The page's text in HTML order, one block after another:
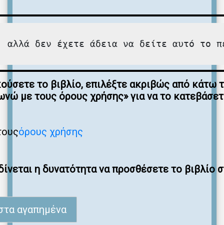
αλλά δεν έχετε άδεια να δείτε αυτό το
το βιβλίο, επιλέξτε ακριβώς από κάτω
με τους όρους χρήσης» για να το
όρους χρήσης
η δυνατότητα να προσθέσετε το βιβλίο
αγαπημένα